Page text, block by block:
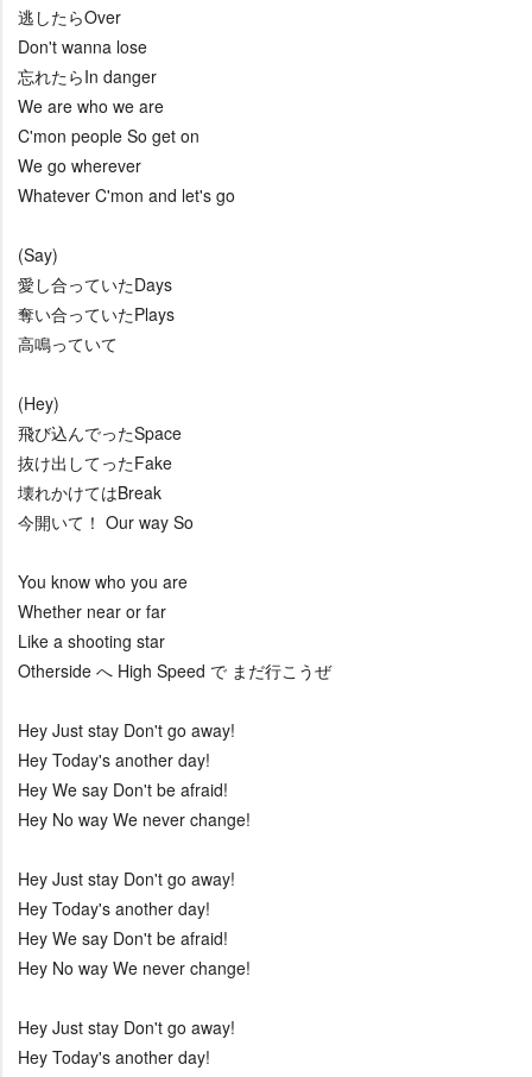
逃したらOver
Don't wanna lose
忘れたらIn danger
We are who we are
C'mon people So get on
We go wherever
Whatever C'mon and let's go
(Say)
愛し合っていたDays
奪い合っていたPlays
高鳴っていて
(Hey)
飛び込んでったSpace
抜け出してったFake
壊れかけてはBreak
今開いて！ Our way So
You know who you are
Whether near or far
Like a shooting star
Otherside へ High Speed で まだ行こうぜ
Hey Just stay Don't go away!
Hey Today's another day!
Hey We say Don't be afraid!
Hey No way We never change!
Hey Just stay Don't go away!
Hey Today's another day!
Hey We say Don't be afraid!
Hey No way We never change!
Hey Just stay Don't go away!
Hey Today's another day!